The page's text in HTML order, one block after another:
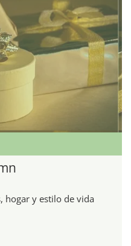
hogar y estilo de vida